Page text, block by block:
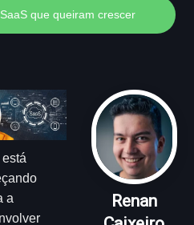
que queiram crescer
a
Renan